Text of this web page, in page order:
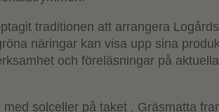
traditionen att arrangera
näringar kan visa upp sina
och föreläsningar på